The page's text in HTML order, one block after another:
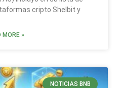
cripto Shelbit y
MORE »
NOTICIAS BNB